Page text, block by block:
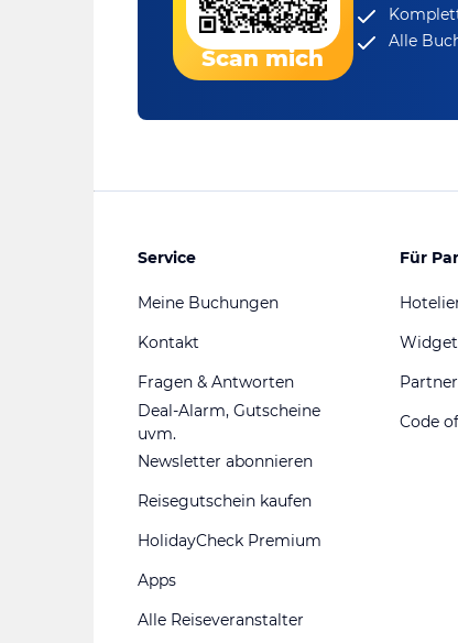
Scan mich
Alle
Service
Meine Buchungen
Kontakt
Fragen & Antworten
Deal-Alarm, Gutscheine
uvm.
Newsletter abonnieren
Reisegutschein kaufen
HolidayCheck Premium
Apps
Alle Reiseveranstalter
Für
Code